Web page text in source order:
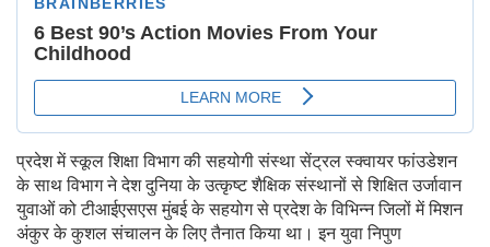
प्रदेश में स्‍कूल शिक्षा विभाग की सहयोगी संस्‍था सेंट्रल स्‍क्‍वायर फांउडेशन
के साथ विभाग ने देश दुनिया के उत्‍कृष्‍ट शैक्षिक संस्‍थानों से शिक्षित उर्जावान
युवाओं को टीआईएसएस मुंबई के सहयोग से प्रदेश के विभिन्‍न जिलों में मिशन
अंकुर के कुशल संचालन के लिए तैनात किया था। इन युवा निपुण